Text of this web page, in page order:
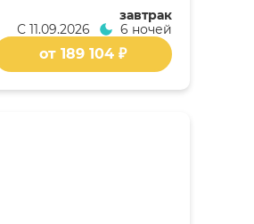
завтрак
С 11.09.2026 6 ночей
от 189 104 ₽